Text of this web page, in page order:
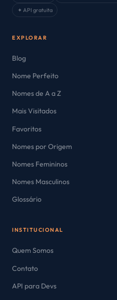
✦ API gratuita
EXPLORAR
Blog
Nome Perfeito
Nomes de A a Z
Mais Visitados
Favoritos
Nomes por Origem
Nomes Femininos
Nomes Masculinos
Glossário
INSTITUCIONAL
Quem Somos
Contato
API para Devs